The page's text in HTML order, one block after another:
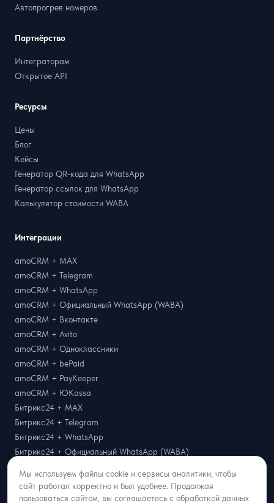
Интеграции
amoCRM + MAX
amoCRM + Telegram
amoCRM + WhatsApp
amoCRM + Официальный WhatsApp (WABA)
amoCRM + Вконтакте
amoCRM + Avito
amoCRM + Одноклассники
amoCRM + bePaid
amoCRM + PayKeeper
amoCRM + ЮKassa
Битрикс24 + MAX
Битрикс24 + Telegram
Битрикс24 + WhatsApp
Битрикс24 + Официальный WhatsApp (WABA)
Битрикс24 + Avito
Radist.Online + Albato
Автопрогрев номеров
Партнёрство
Интеграторам
Открытое API
Ресурсы
Цены
Блог
Кейсы
Генератор QR-кода для WhatsApp
Генератор ссылок для WhatsApp
Калькулятор стоимости WABA
Мы используем файлы cookie и сервисы аналитики, чтобы
сайт работал корректно и был удобнее. Продолжая
пользоваться сайтом, вы соглашаетесь с обработкой данных